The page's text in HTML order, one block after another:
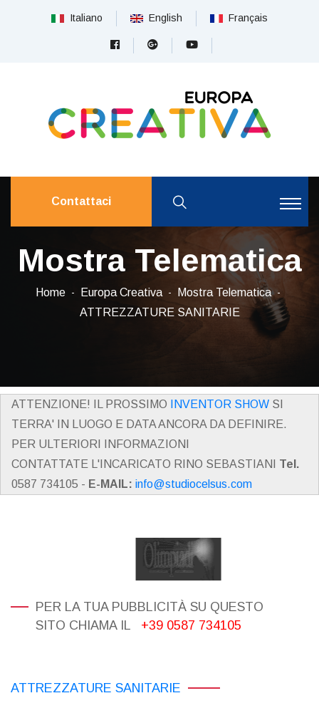
Italiano English Français
Contattaci
Mostra Telematica
Home Europa Creativa
Mostra Telematica
ATTREZZATURE SANITARIE
ATTENZIONE! IL PROSSIMO INVENTOR SHOW SI
TERRA' IN LUOGO E DATA ANCORA DA DEFINIRE.
PER ULTERIORI INFORMAZIONI
CONTATTATE L'INCARICATO RINO SEBASTIANI Tel.
0587 734105 - E-MAIL: info@studiocelsus.com
PER LA TUA PUBBLICITÀ SU QUESTO
SITO CHIAMA IL
+39 0587 734105
ATTREZZATURE SANITARIE